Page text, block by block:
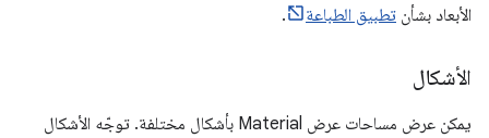
الأبعاد بشأن تطبيق الطباعة .
الأشكال
يمكن عرض مساحات عرض Material بأشكال مختلفة. توجّه الأشكال